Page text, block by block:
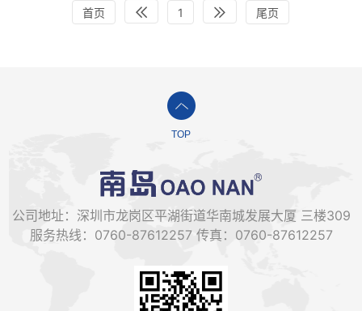
首页 1 尾页
TOP
公司地址：深圳市龙岗区平湖街道华南城发展大厦 三楼309
服务热线：0760-87612257 传真：0760-87612257